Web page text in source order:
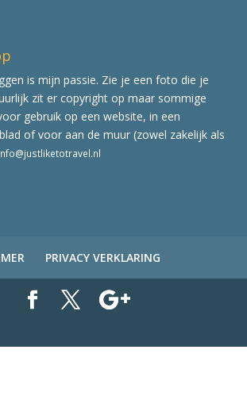
is mijn passie. Zie je een foto die je
zit er copyright op maar sommige
gebruik op een website, in een
of voor aan de muur (zowel zakelijk als
PRIVACY VERKLARING